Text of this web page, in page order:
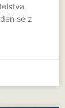
se z